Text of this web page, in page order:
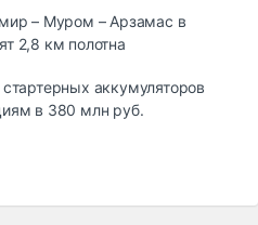
– Муром – Арзамас в
2,8 км полотна
аккумуляторов
в 380 млн руб.